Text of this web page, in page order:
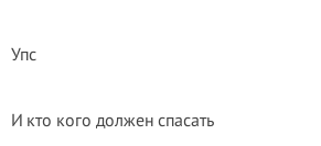
Упс
И кто кого должен спасать